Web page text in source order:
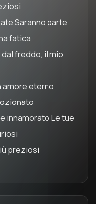
Saranno parte
fatica
freddo, il mio
amore eterno
innamorato Le tue
preziosi